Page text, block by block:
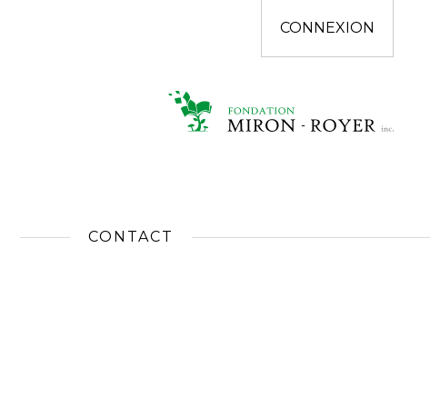
CONNEXION
CONTACT